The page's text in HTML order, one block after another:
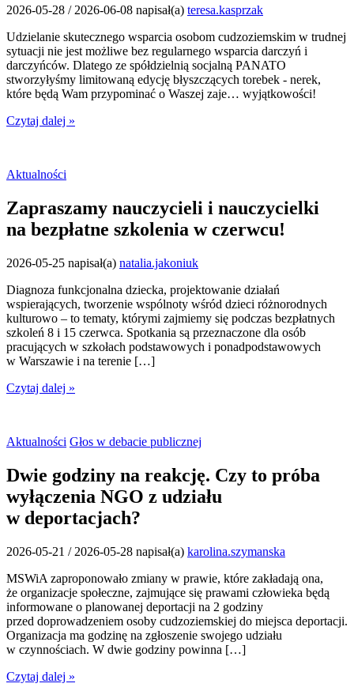
2026-05-28 / 2026-06-08 napisał(a) teresa.kasprzak
Udzielanie skutecznego wsparcia osobom cudzoziemskim w trudnej
sytuacji nie jest możliwe bez regularnego wsparcia darczyń i
darczyńców. Dlatego ze spółdzielnią socjalną PANATO
stworzyłyśmy limitowaną edycję błyszczących torebek - nerek,
które będą Wam przypominać o Waszej zaje… wyjątkowości!
Czytaj dalej »
Aktualności
Zapraszamy nauczycieli i nauczycielki
na bezpłatne szkolenia w czerwcu!
2026-05-25 napisał(a) natalia.jakoniuk
Diagnoza funkcjonalna dziecka, projektowanie działań
wspierających, tworzenie wspólnoty wśród dzieci różnorodnych
kulturowo – to tematy, którymi zajmiemy się podczas bezpłatnych
szkoleń 8 i 15 czerwca. Spotkania są przeznaczone dla osób
pracujących w szkołach podstawowych i ponadpodstawowych
w Warszawie i na terenie […]
Czytaj dalej »
Aktualności Głos w debacie publicznej
Dwie godziny na reakcję. Czy to próba
wyłączenia NGO z udziału
w deportacjach?
2026-05-21 / 2026-05-28 napisał(a) karolina.szymanska
MSWiA zaproponowało zmiany w prawie, które zakładają ona,
że organizacje społeczne, zajmujące się prawami człowieka będą
informowane o planowanej deportacji na 2 godziny
przed doprowadzeniem osoby cudzoziemskiej do miejsca deportacji.
Organizacja ma godzinę na zgłoszenie swojego udziału
w czynnościach. W dwie godziny powinna […]
Czytaj dalej »